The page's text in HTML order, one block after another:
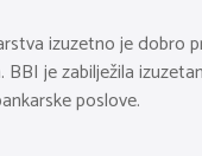
izuzetno je dobro
je zabilježila
poslove.